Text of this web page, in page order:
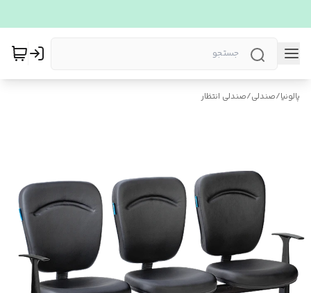
پالونیا/صندلی/صندلی انتظار